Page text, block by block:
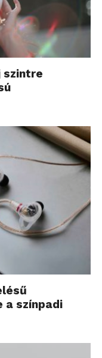
szintre
színpadi